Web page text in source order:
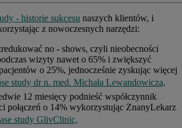
- historie sukcesu naszych klientów, i
z nowoczesnych narzędzi:
no - shows, czyli nieobecności
wizyty nawet o 65% i zwiększyć
o 25%, jednocześnie zyskując więcej
study dr n. med. Michała Lewandowicza,
12 miesięcy podnieść współczynnik
połączeń o 14% wykorzystując ZnanyLekarz
study GlivClinic,